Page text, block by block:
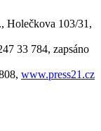
Holečkova 103/31,
33 784, zapsáno
www.press21.cz